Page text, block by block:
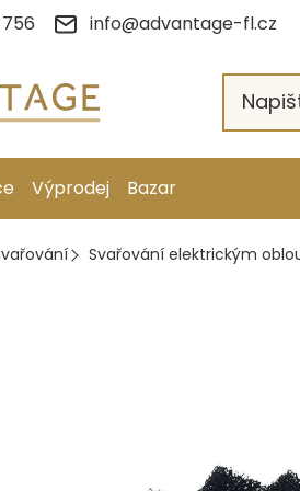
info@advantage-fl.cz
Výprodej Bazar
Svařování elektrickým